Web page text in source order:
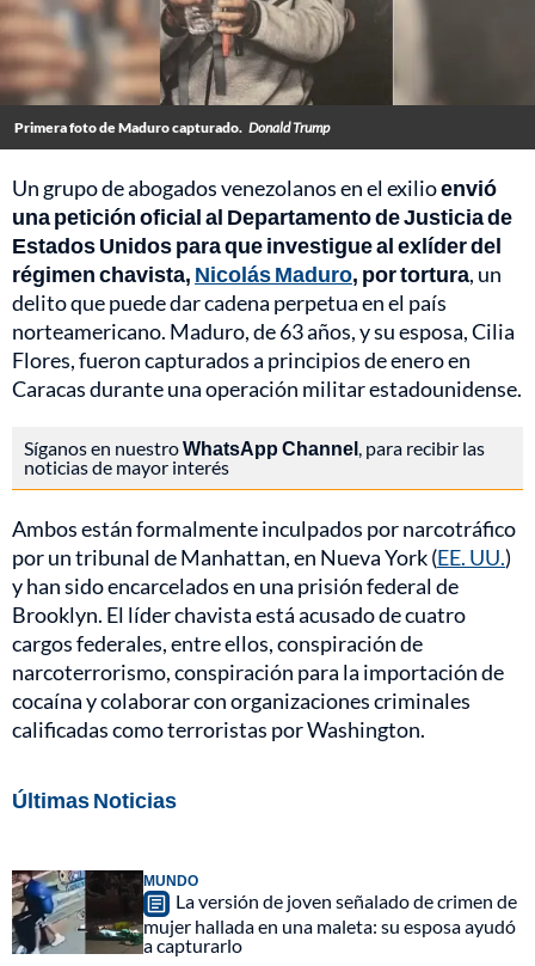
Primera foto de Maduro capturado. Donald Trump
Un grupo de abogados venezolanos en el exilioenvió
una petición oficial al Departamento de Justicia de
Estados Unidos para que investigue al exlíder del
régimen chavista, Nicolás Maduro, por tortura, un
delito que puede dar cadena perpetua en el país
norteamericano. Maduro, de 63 años, y su esposa, Cilia
Flores, fueron capturados a principios de enero en
Caracas durante una operación militar estadounidense.
Síganos en nuestroWhatsApp Channel, para recibir las
noticias de mayor interés
Ambos están formalmente inculpados por narcotráfico
por un tribunal de Manhattan, en Nueva York (EE. UU.)
y han sido encarcelados en una prisión federal de
Brooklyn. El líder chavista está acusado de cuatro
cargos federales, entre ellos, conspiración de
narcoterrorismo, conspiración para la importación de
cocaína y colaborar con organizaciones criminales
calificadas como terroristas por Washington.
Últimas Noticias
MUNDO
La versión de joven señalado de crimen de
mujer hallada en una maleta: su esposa ayudó
a capturarlo